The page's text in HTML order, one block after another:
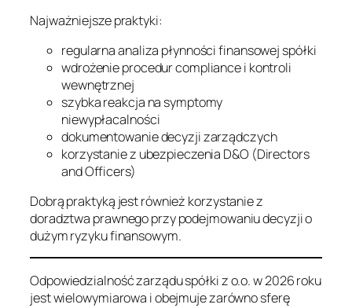
Najważniejsze praktyki:
regularna analiza płynności finansowej spółki
wdrożenie procedur compliance i kontroli
wewnętrznej
szybka reakcja na symptomy
niewypłacalności
dokumentowanie decyzji zarządczych
korzystanie z ubezpieczenia D&O (Directors
and Officers)
Dobrą praktyką jest również korzystanie z
doradztwa prawnego przy podejmowaniu decyzji o
dużym ryzyku finansowym.
Odpowiedzialność zarządu spółki z o.o. w 2026 roku
jest wielowymiarowa i obejmuje zarówno sferę